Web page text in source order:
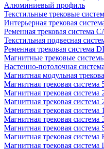
Алюминиевый профиль
Текстильные трековые
Интерьерная трековая
Ременная трековая
Текстильная подвесная
Ременная трековая система
Магнитные трековые
Настенно-потолочная
Магнитная модульная
Магнитная трековая
Магнитная трековая
Магнитная трековая
Магнитная трековая
Магнитная трековая
Магнитная трековая система
Магнитная трековая система
Магнитная трековая система